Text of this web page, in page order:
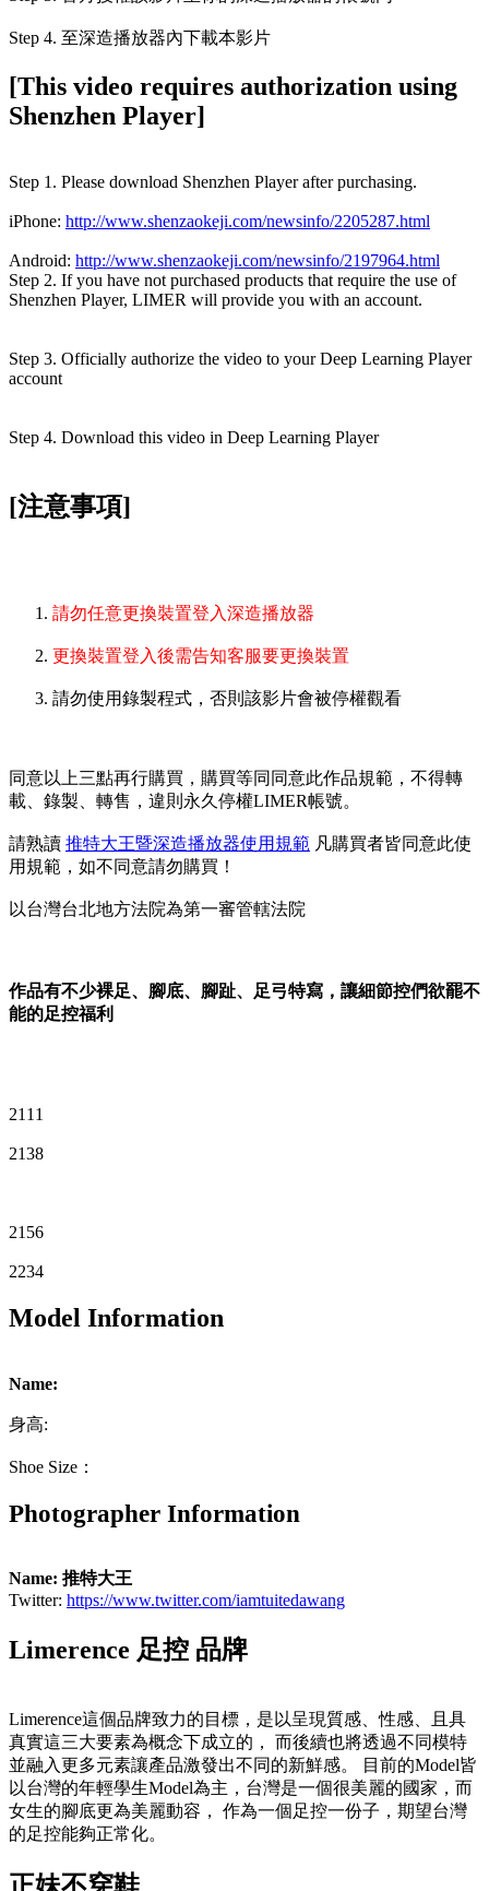
Step 4. 至深造播放器內下載本影片
[This video requires authorization using
Shenzhen Player]
Step 1. Please download Shenzhen Player after purchasing.
iPhone: http://www.shenzaokeji.com/newsinfo/2205287.html
Android: http://www.shenzaokeji.com/newsinfo/2197964.html
Step 2. If you have not purchased products that require the use of
Shenzhen Player, LIMER will provide you with an account.
Step 3. Officially authorize the video to your Deep Learning Player
account
Step 4. Download this video in Deep Learning Player
[注意事項]
請勿任意更換裝置登入深造播放器
更換裝置登入後需告知客服要更換裝置
請勿使用錄製程式，否則該影片會被停權觀看
同意以上三點再行購買，購買等同同意此作品規範，不得轉
載、錄製、轉售，違則永久停權LIMER帳號。
請熟讀 推特大王暨深造播放器使用規範 凡購買者皆同意此使
用規範，如不同意請勿購買！
以台灣台北地方法院為第一審管轄法院
作品有不少裸足、腳底、腳趾、足弓特寫，讓細節控們欲罷不
能的足控福利
2111
2138
2156
2234
Model Information
Name:
身高:
Shoe Size：
Photographer Information
Name: 推特大王
Twitter: https://www.twitter.com/iamtuitedawang
Limerence 足控 品牌
Limerence這個品牌致力的目標，是以呈現質感、性感、且具
真實這三大要素為概念下成立的， 而後續也將透過不同模特
並融入更多元素讓產品激發出不同的新鮮感。 目前的Model皆
以台灣的年輕學生Model為主，台灣是一個很美麗的國家，而
女生的腳底更為美麗動容， 作為一個足控一份子，期望台灣
的足控能夠正常化。
正妹不穿鞋